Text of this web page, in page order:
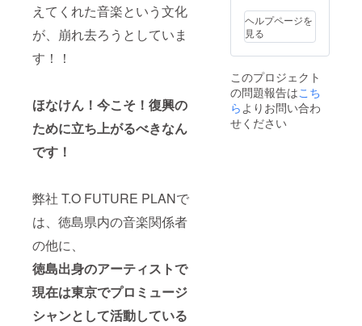
えてくれた音楽という文化
が、崩れ去ろうとしていま
す！！
ほなけん！今こそ！復興の
ために立ち上がるべきなん
です！
弊社 T.O FUTURE PLANで
は、徳島県内の音楽関係者
の他に、
徳島出身のアーティストで
現在は東京でプロミュージ
シャンとして活動している
ホーム
ページ
をご参
照くだ
限定生
産品で
す。 収
録時
分前
後 (本
編＋感
謝の
メッ
模様を
収録
し、さ
らに限
として
出演者
からの
メッ
セージ
ヘルプページを
見る
このプロジェクト
の問題報告はこち
ら よりお問い合わ
せください